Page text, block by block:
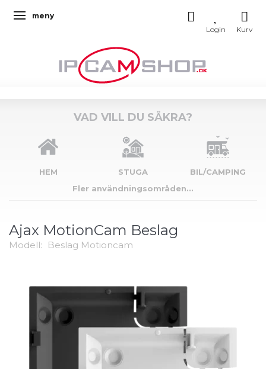
Ändra navigering
meny
VAD VILL DU SÄKRA?
HEM STUGA
BIL/CAMPING
Fler användningsområden...
Ajax MotionCam Beslag
Modell: Beslag Motioncam